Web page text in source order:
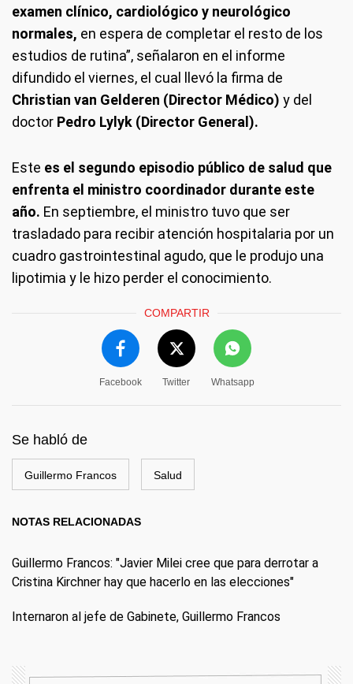
examen clínico, cardiológico y neurológico
normales, en espera de completar el resto de los
estudios de rutina”, señalaron en el informe
difundido el viernes, el cual llevó la firma de
Christian van Gelderen (Director Médico) y del
doctor Pedro Lylyk (Director General).
Este es el segundo episodio público de salud que
enfrenta el ministro coordinador durante este
año. En septiembre, el ministro tuvo que ser
trasladado para recibir atención hospitalaria por un
cuadro gastrointestinal agudo, que le produjo una
lipotimia y le hizo perder el conocimiento.
COMPARTIR
Facebook Twitter Whatsapp
Se habló de
Guillermo Francos Salud
NOTAS RELACIONADAS
Guillermo Francos: "Javier Milei cree que para derrotar a
Cristina Kirchner hay que hacerlo en las elecciones"
Internaron al jefe de Gabinete, Guillermo Francos